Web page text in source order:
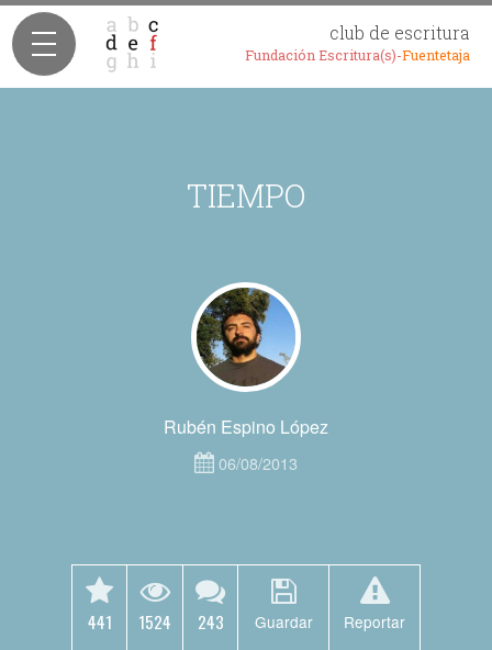
club de escritura
Fundación Escritura(s)-Fuentetaja
TIEMPO
Rubén Espino López
06/08/2013
441 1524 243 Guardar Reportar